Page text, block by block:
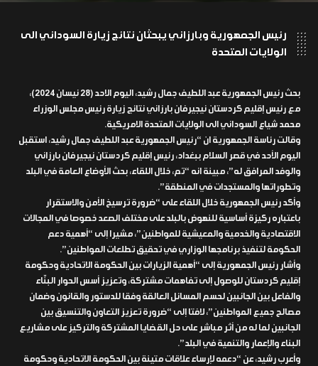
رئيس الجمهورية وبارزاني يبحثان نتائج زيارة السوداني الى
الولايات المتحدة
بحث رئيس الجمهورية عبد اللطيف جمال رشيد، اليوم الاحد (28 نيسان 2024)،
مع رئيس إقليم كردستان نيجيرفان بارزاني نتائج زيارة رئيس مجلس الوزراء
محمد شياع السوداني الى الولايات المتحدة الامريكية.
وقالت رئاسة الجمهورية ان “رئيس الجمهورية عبد اللطيف جمال رشيد، استقبل
اليوم الأحد في قصر السلام ببغداد، رئيس إقليم كردستان نيجيرفان بارزاني
والوفد المرافق له”، مبينة انه “تم، خلال اللقاء، بحث الأوضاع العامة في البلد
وتطوراتها والمستجدات في المنطقة”.
وأكد رئيس الجمهورية خلال اللقاء على “ضرورة ترسيخ الأمن والاستقرار
باعتباره ركيزة أساسية للنهوض بالبلد على مختلف الصعد خصوصا في المجالات
الاقتصادية والخدمية والمعيشية للمواطنين”، مشيرا إلى “أهمية دعم
الحكومة لتنفيذ برنامجها الوزاري في تحقيق تطلعات المواطنين”.
وأشار رئيس الجمهورية إلى “أهمية الزيارات بين الحكومة الاتحادية وحكومة
إقليم كردستان للوصول إلى تفاهمات مشتركة، وتعزيز أسس الحوار البنّاء
والفاعل بين الجانبين لحسم المسائل العالقة وفقا للدستور والقانون وضمان
مصالح جميع المواطنين”، لافتا إلى “ضرورة تعزيز التعاون والتنسيق بين
الجانبين لما له من أثر مباشر على حل القضايا المشتركة والتركيز على مشاريع
البناء والإعمار والتنمية في البلد”.
وأعرب رشيد، عن “دعمه لإرساء علاقات متينة بين الحكومة الاتحادية وحكومة